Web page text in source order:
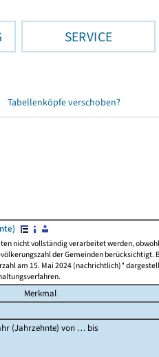
SERVICE
Tabellenköpfe verschoben?
nicht vollständig verarbeitet werden,
der Gemeinden
am 15. Mai 2024 (nachrichtlich)"
Merkmal
(Jahrzehnte) von … bis